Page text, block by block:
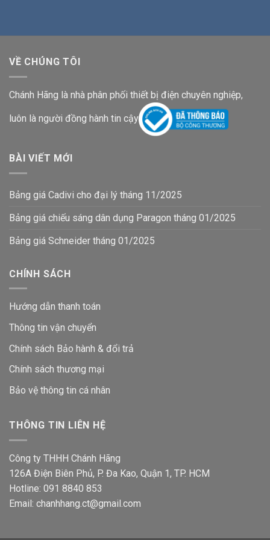
VỀ CHÚNG TÔI
Chánh Hãng là nhà phân phối thiết bị điện chuyên nghiệp,
luôn là người đồng hành tin cậy
BÀI VIẾT MỚI
Bảng giá Cadivi cho đại lý tháng 11/2025
Bảng giá chiếu sáng dân dụng Paragon tháng 01/2025
Bảng giá Schneider tháng 01/2025
CHÍNH SÁCH
Hướng dẫn thanh toán
Thông tin vận chuyển
Chính sách Bảo hành & đổi trả
Chính sách thương mại
Bảo vệ thông tin cá nhân
THÔNG TIN LIÊN HỆ
Công ty THHH Chánh Hãng
126A Điện Biên Phủ, P. Đa Kao, Quận 1, TP. HCM
Hotline: 091 8840 853
Email: chanhhang.ct@gmail.com